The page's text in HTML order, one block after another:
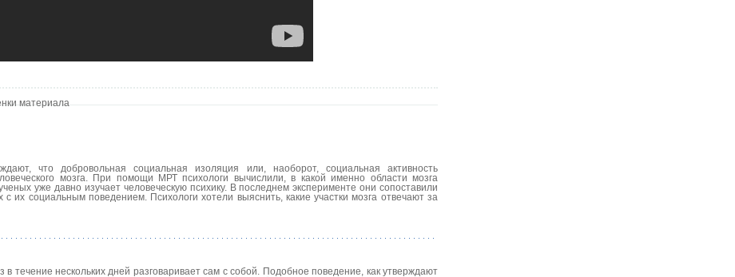
материала
что добровольная социальная изоляция или, наоборот, социальная активность
мозга. При помощи МРТ психологи вычислили, в какой именно области мозга
уже давно изучает человеческую психику. В последнем эксперименте они сопоставили
их социальным поведением. Психологи хотели выяснить, какие участки мозга отвечают за
в течение нескольких дней разговаривает сам с собой. Подобное поведение, как утверждают